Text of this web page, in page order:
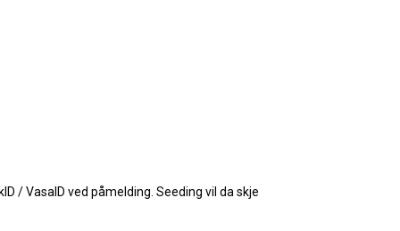
/ VasaID ved påmelding. Seeding vil da skje